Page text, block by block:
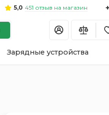
5,0 451 отзыв на магазин
Зарядные устройства